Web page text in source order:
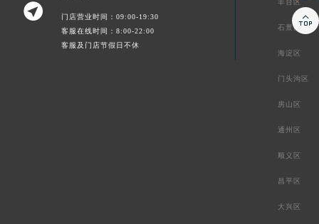

门店营业时间：09:00-19:30
客服在线时间：8:00-22:00
客服及门店节假日不休
丰台区
石景山区
海淀区
门头沟区
房山区
通州区
顺义区
昌平区
大兴区
